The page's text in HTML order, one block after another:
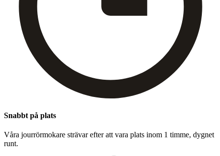
Snabbt på plats
Våra jour­rörmokare strä­var efter att vara plats inom 1 timme, dygnet
runt.